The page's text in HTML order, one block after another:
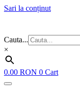
Sari la conținut
Cauta...
×
0.00 RON 0 Cart